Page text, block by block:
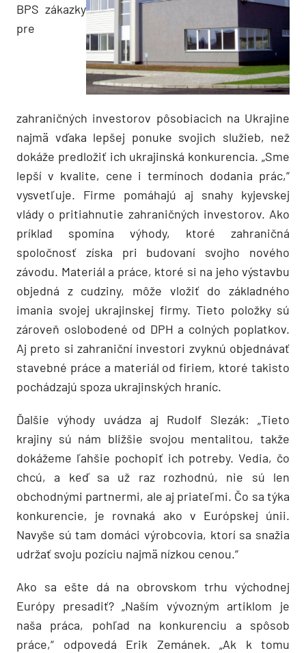
BPS zákazky
pre
zahraničných investorov pôsobiacich na Ukrajine
najmä vďaka lepšej ponuke svojich služieb, než
dokáže predložiť ich ukrajinská konkurencia. „Sme
lepší v kvalite, cene i termínoch dodania prác,“
vysvetľuje. Firme pomáhajú aj snahy kyjevskej
vlády o pritiahnutie zahraničných investorov. Ako
príklad spomína výhody, ktoré zahraničná
spoločnosť získa pri budovaní svojho nového
závodu. Materiál a práce, ktoré si na jeho výstavbu
objedná z cudziny, môže vložiť do základného
imania svojej ukrajinskej firmy. Tieto položky sú
zároveň oslobodené od DPH a colných poplatkov.
Aj preto si zahraniční investori zvyknú objednávať
stavebné práce a materiál od firiem, ktoré takisto
pochádzajú spoza ukrajinských hraníc.
Ďalšie výhody uvádza aj Rudolf Slezák: „Tieto
krajiny sú nám bližšie svojou mentalitou, takže
dokážeme ľahšie pochopiť ich potreby. Vedia, čo
chcú, a keď sa už raz rozhodnú, nie sú len
obchodnými partnermi, ale aj priateľmi. Čo sa týka
konkurencie, je rovnaká ako v Európskej únii.
Navyše sú tam domáci výrobcovia, ktorí sa snažia
udržať svoju pozíciu najmä nízkou cenou.“
Ako sa ešte dá na obrovskom trhu východnej
Európy presadiť? „Naším vývozným artiklom je
naša práca, pohľad na konkurenciu a spôsob
práce,“ odpovedá Erik Zemánek. „Ak k tomu